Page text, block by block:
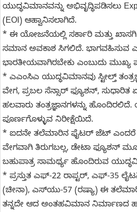
ಯುದ್ಧವಿಮಾನವನ್ನು ಅಭಿವೃದ್ಧಿಪಡಿಸಲು
(EOI) ಆಹ್ವಾನಿಸಲಾಗಿದೆ.
* ಈ ಯೋಜನೆಯಲ್ಲಿ ಸರ್ಕಾರಿ ಮತ್ತು
ಸಮಾನ ಅವಕಾಶ ಸಿಗಲಿದೆ. ಭಾಗವಹಿಸುವ
ಭಾರತೀಯವಾಗಿರಬೇಕು ಎಂಬುದು ಮುಖ್ಯ
* ಎಎಂಸಿಎ ಯುದ್ಧವಿಮಾನವು ಸ್ಟೀಲ್ತ್
ವೇಗ, ಪ್ರಬಲ ಸೆನ್ಸಾರ್ ಫ್ಯೂಶನ್,
ಹಲವಾರು ತಂತ್ರಜ್ಞಾನಗಳನ್ನು
ಪೂರ್ಣಗೊಳ್ಳುವ ನಿರೀಕ್ಷೆಯಿದೆ.
* ಐದನೇ ತಲೆಮಾರಿನ ಫೈಟರ್ ಜೆಟ್
ವೇಗವಾಗಿ ತಿರುಗಬಲ್ಲ, ಡೇಟಾ ಫ್ಯೂಶನ್
ಬಹುಪಾತ್ರ ಸಾಮರ್ಥ್ಯ ಹೊಂದಿರುವ
* ಪ್ರಸ್ತುತ ಎಫ್-22 ರಾಪ್ಟರ್, ಎಫ್-35
(ಚೀನಾ), ಎಸ್‌ಯು-57 (ರಷ್ಯಾ) ಈ
ತನ್ನದೇ ಆದ ಅಂತಹವಿಮಾನ ನಿರ್ಮಾಣದ